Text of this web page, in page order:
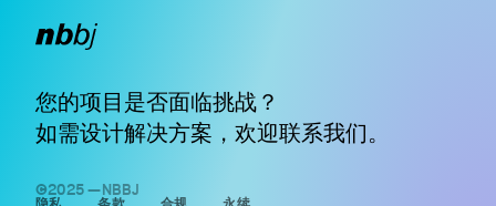
您的项目是否面临挑战？
如需设计解决方案，欢迎联系我们。
©2025 —NBBJ